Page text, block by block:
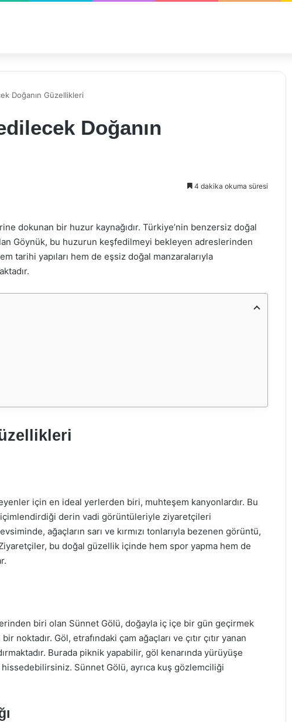
Doğanın Güzellikleri
Doğanın
4 dakika okuma süresi
dokunan bir huzur kaynağıdır. Türkiye’nin benzersiz doğal
Göynük, bu huzurun keşfedilmeyi bekleyen adreslerinden
tarihi yapıları hem de eşsiz doğal manzaralarıyla
için en ideal yerlerden biri, muhteşem kanyonlardır. Bu
derin vadi görüntüleriyle ziyaretçileri
ağaçların sarı ve kırmızı tonlarıyla bezenen görüntü,
Ziyaretçiler, bu doğal güzellik içinde hem spor yapma hem de
biri olan Sünnet Gölü, doğayla iç içe bir gün geçirmek
noktadır. Göl, etrafındaki çam ağaçları ve çıtır çıtır yanan
Burada piknik yapabilir, göl kenarında yürüyüşe
Sünnet Gölü, ayrıca kuş gözlemciliği